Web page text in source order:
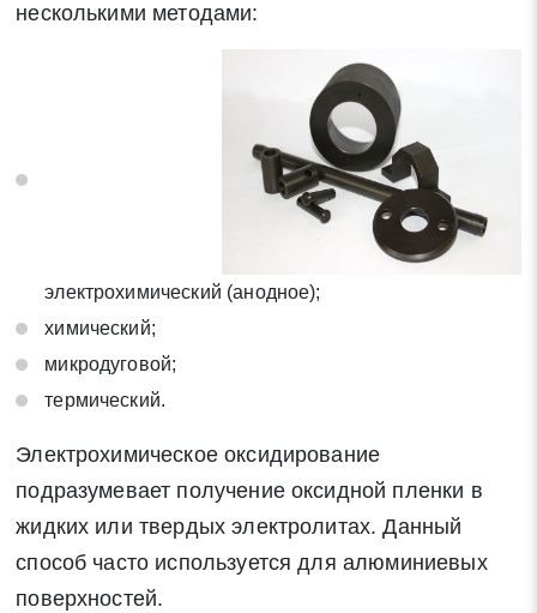
Поиск Закрыть
несколькими методами:
электрохимический (анодное);
химический;
микродуговой;
термический.
Электрохимическое оксидирование
подразумевает получение оксидной пленки в
жидких или твердых электролитах. Данный
способ часто используется для алюминиевых
поверхностей.
Заявка на обратный звонок